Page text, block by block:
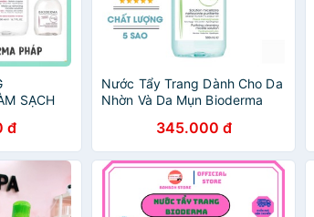
SẠCH
đ
Nước Tẩy Trang Dành Cho Da
Nhờn Và Da Mụn Bioderma
345.000 đ